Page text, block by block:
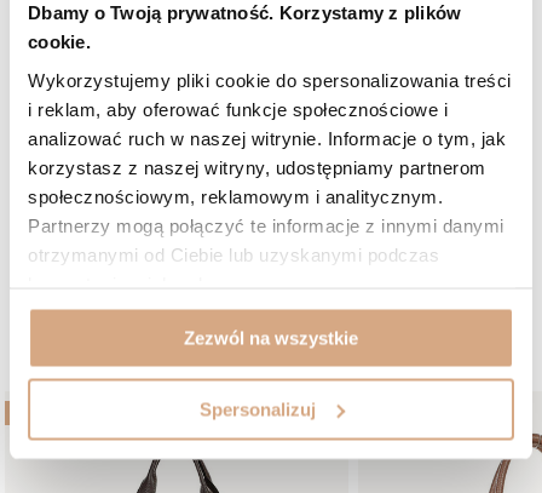
Dbamy o Twoją prywatność. Korzystamy z plików
cookie.
Wykorzystujemy pliki cookie do spersonalizowania treści
i reklam, aby oferować funkcje społecznościowe i
analizować ruch w naszej witrynie. Informacje o tym, jak
korzystasz z naszej witryny, udostępniamy partnerom
społecznościowym, reklamowym i analitycznym.
Partnerzy mogą połączyć te informacje z innymi danymi
otrzymanymi od Ciebie lub uzyskanymi podczas
Zezwól na wszystkie
Spersonalizuj
5/5 Opinia potwierdzona zakupem
Odcień: brąz camel 2024-11-09
Bożena, Bydgoszcz
Czy opinia była pomocna?
W podobnym kolorze: